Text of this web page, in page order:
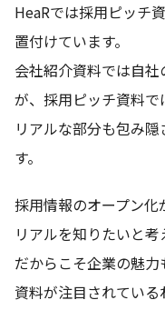
HeaRでは採用ピッチ
置付けています。
会社紹介資料では自
が、採用ピッチ資料
リアルな部分も包み
す。
採用情報のオープン
リアルを知りたいと考
だからこそ企業の魅
資料が注目されている